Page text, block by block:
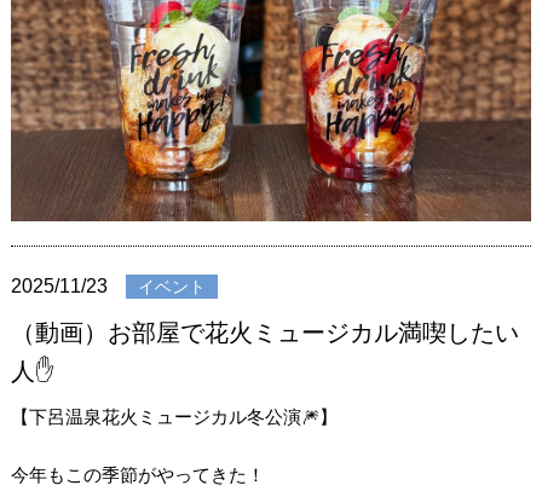
2025/11/23 イベント
（動画）お部屋で花火ミュージカル満喫したい
人✋
【下呂温泉花火ミュージカル冬公演🎆】
今年もこの季節がやってきた！